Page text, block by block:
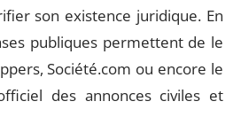
son existence juridique. En
publiques permettent de le
Société.com ou encore le
des annonces civiles et